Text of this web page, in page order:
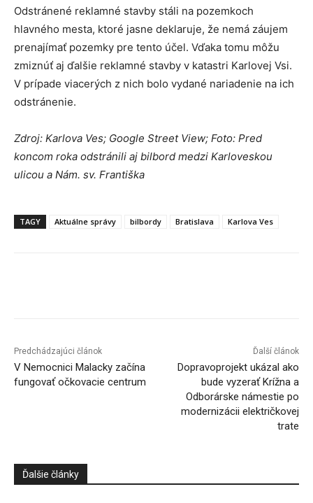
Odstránené reklamné stavby stáli na pozemkoch
hlavného mesta, ktoré jasne deklaruje, že nemá záujem
prenajímať pozemky pre tento účel. Vďaka tomu môžu
zmiznúť aj ďalšie reklamné stavby v katastri Karlovej Vsi.
V prípade viacerých z nich bolo vydané nariadenie na ich
odstránenie.
Zdroj: Karlova Ves; Google Street View; Foto: Pred
koncom roka odstránili aj bilbord medzi Karloveskou
ulicou a Nám. sv. Františka
TAGY Aktuálne správy bilbordy Bratislava Karlova Ves
Predchádzajúci článok
V Nemocnici Malacky začína
fungovať očkovacie centrum
Ďalší článok
Dopravoprojekt ukázal ako
bude vyzerať Krížna a
Odborárske námestie po
modernizácii električkovej
trate
Ďalšie články